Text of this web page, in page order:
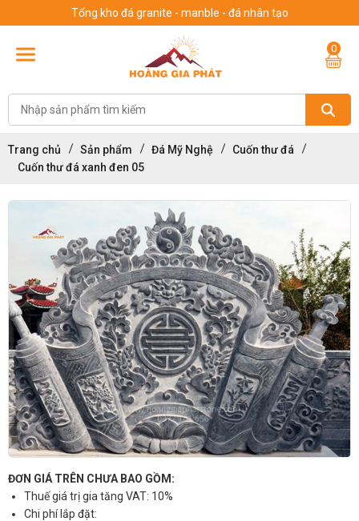
Tổng kho đá granite - manble - đá nhân tạo
0
Trang chủ Sản phẩm Đá Mỹ Nghệ
Cuốn thư đá
Cuốn thư đá xanh đen 05
ĐƠN GIÁ TRÊN CHƯA BAO GỒM:
Thuế giá trị gia tăng VAT: 10%
Chi phí lắp đặt: